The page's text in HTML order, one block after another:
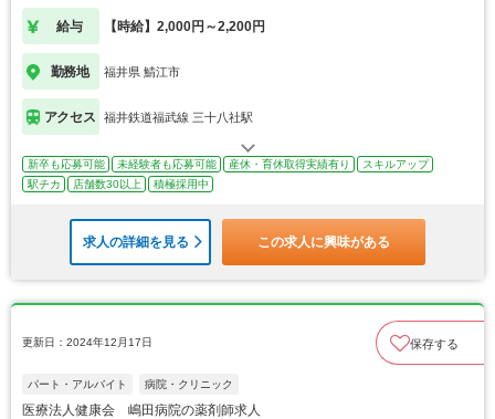
給与 【時給】2,000円～2,200円
勤務地 福井県 鯖江市
アクセス 福井鉄道福武線 三十八社駅
新卒も応募可能 未経験者も応募可能 産休・育休取得実績有り
スキルアップ
駅チカ
店舗数30以上 積極採用中
求人の詳細を見る この求人に興味がある
更新日：2024年12月17日 保存する
パート・アルバイト 病院・クリニック
医療法人健康会 嶋田病院の薬剤師求人